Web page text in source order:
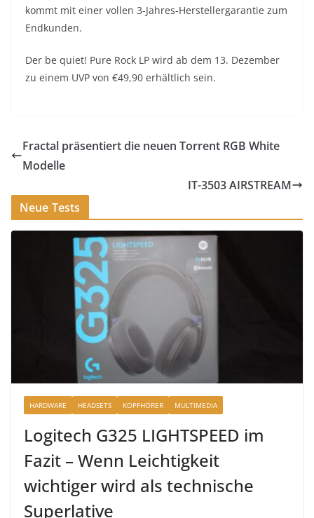
kommt mit einer vollen 3-Jahres-Herstellergarantie zum
Endkunden.
Der be quiet! Pure Rock LP wird ab dem 13. Dezember
zu einem UVP von €49,90 erhältlich sein.
Fractal präsentiert die neuen Torrent RGB White
Modelle
IT-3503 AIRSTREAM
Neue Tests
HARDWARE HEADSETS KOPFHÖRER MULTIMEDIA
Logitech G325 LIGHTSPEED im
Fazit – Wenn Leichtigkeit
wichtiger wird als technische
Superlative